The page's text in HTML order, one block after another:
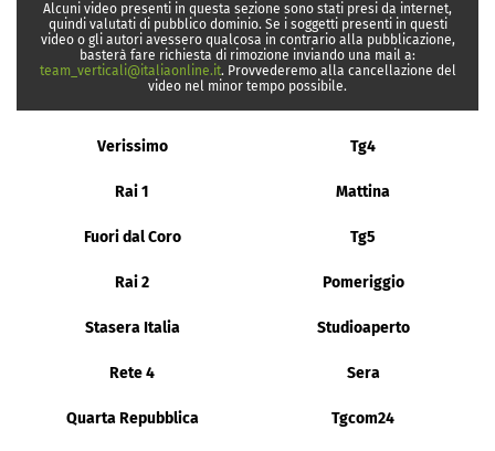
Alcuni video presenti in questa sezione sono stati presi da internet,
quindi valutati di pubblico dominio. Se i soggetti presenti in questi
video o gli autori avessero qualcosa in contrario alla pubblicazione,
basterà fare richiesta di rimozione inviando una mail a:
team_verticali@italiaonline.it. Provvederemo alla cancellazione del
video nel minor tempo possibile.
Verissimo Tg4
Rai 1 Mattina
Fuori dal Coro Tg5
Rai 2 Pomeriggio
Stasera Italia Studioaperto
Rete 4 Sera
Quarta Repubblica Tgcom24